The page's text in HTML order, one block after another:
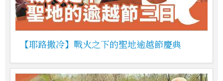
【耶路撒冷】戰火之下的聖地逾越節慶典